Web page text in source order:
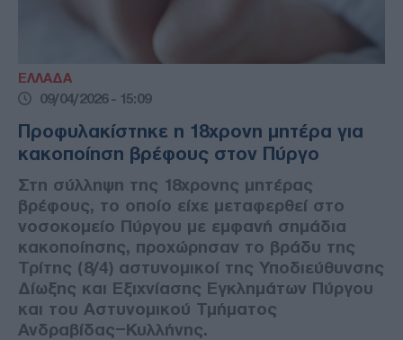
ΕΛΛΑΔΑ
09/04/2026 - 15:09
Προφυλακίστηκε η 18χρονη μητέρα για
κακοποίηση βρέφους στον Πύργο
Στη σύλληψη της 18χρονης μητέρας
βρέφους, το οποίο είχε μεταφερθεί στο
νοσοκομείο Πύργου με εμφανή σημάδια
κακοποίησης, προχώρησαν το βράδυ της
Τρίτης (8/4) αστυνομικοί της Υποδιεύθυνσης
Δίωξης και Εξιχνίασης Εγκλημάτων Πύργου
και του Αστυνομικού Τμήματος
Ανδραβίδας–Κυλλήνης.